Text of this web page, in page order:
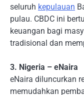
seluruh kepulauan
pulau. CBDC ini
keuangan bagi
tradisional dan
3. Nigeria – eNaira
eNaira diluncurkan
memudahkan